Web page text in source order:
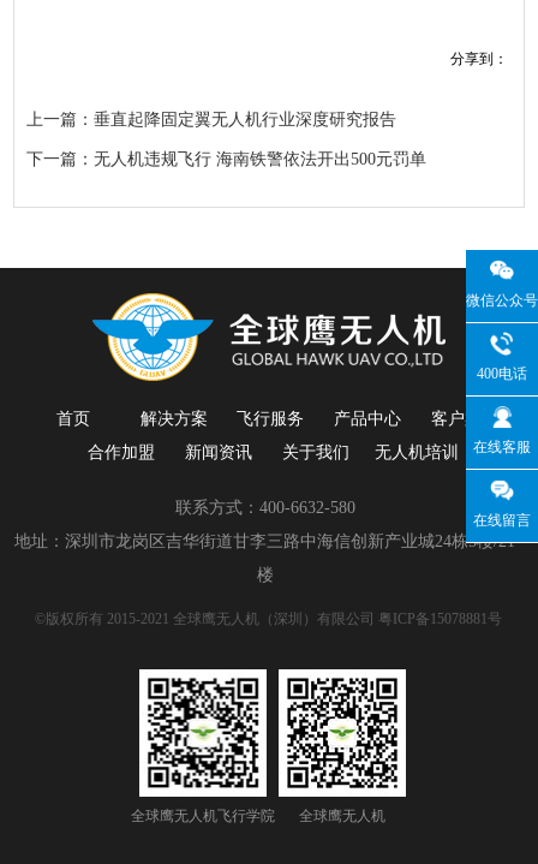
分享到：
上一篇：垂直起降固定翼无人机行业深度研究报告
下一篇：无人机违规飞行 海南铁警依法开出500元罚单
微信公众号
400电话
在线客服
在线留言
首页 解决方案 飞行服务 产品中心
客户案例
合作加盟
新闻资讯 关于我们 无人机培训
联系方式：400-6632-580
地址：深圳市龙岗区吉华街道甘李三路中海信创新产业城24栋5楼/21
楼
©版权所有 2015-2021 全球鹰无人机（深圳）有限公司粤ICP备15078881号
全球鹰无人机飞行学院 全球鹰无人机